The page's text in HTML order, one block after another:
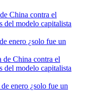
China contra el
del modelo capitalista
enero ¿solo fue un
de China contra el
del modelo capitalista
enero ¿solo fue un